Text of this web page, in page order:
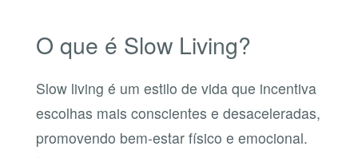
O que é Slow Living?
Slow living é um estilo de vida que incentiva
escolhas mais conscientes e desaceleradas,
promovendo bem-estar físico e emocional.